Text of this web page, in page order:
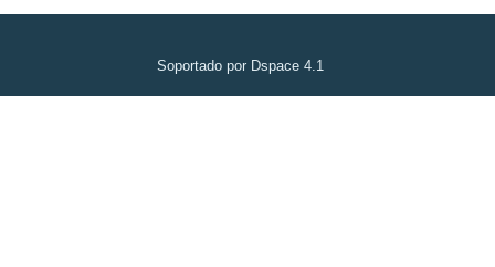
Soportado por Dspace 4.1